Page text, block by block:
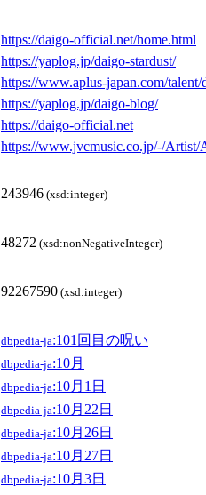
https://daigo-official.net/home.html
https://yaplog.jp/daigo-stardust/
https://www.aplus-japan.com/
https://yaplog.jp/daigo-blog/
https://daigo-official.net
https://www.jvcmusic.co.jp/-/
243946 (xsd:integer)
48272 (xsd:nonNegativeInteger)
92267590 (xsd:integer)
dbpedia-ja:101回目の呪い
dbpedia-ja:10月
dbpedia-ja:10月1日
dbpedia-ja:10月22日
dbpedia-ja:10月26日
dbpedia-ja:10月27日
dbpedia-ja:10月3日